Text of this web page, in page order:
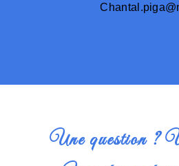
Une question ?